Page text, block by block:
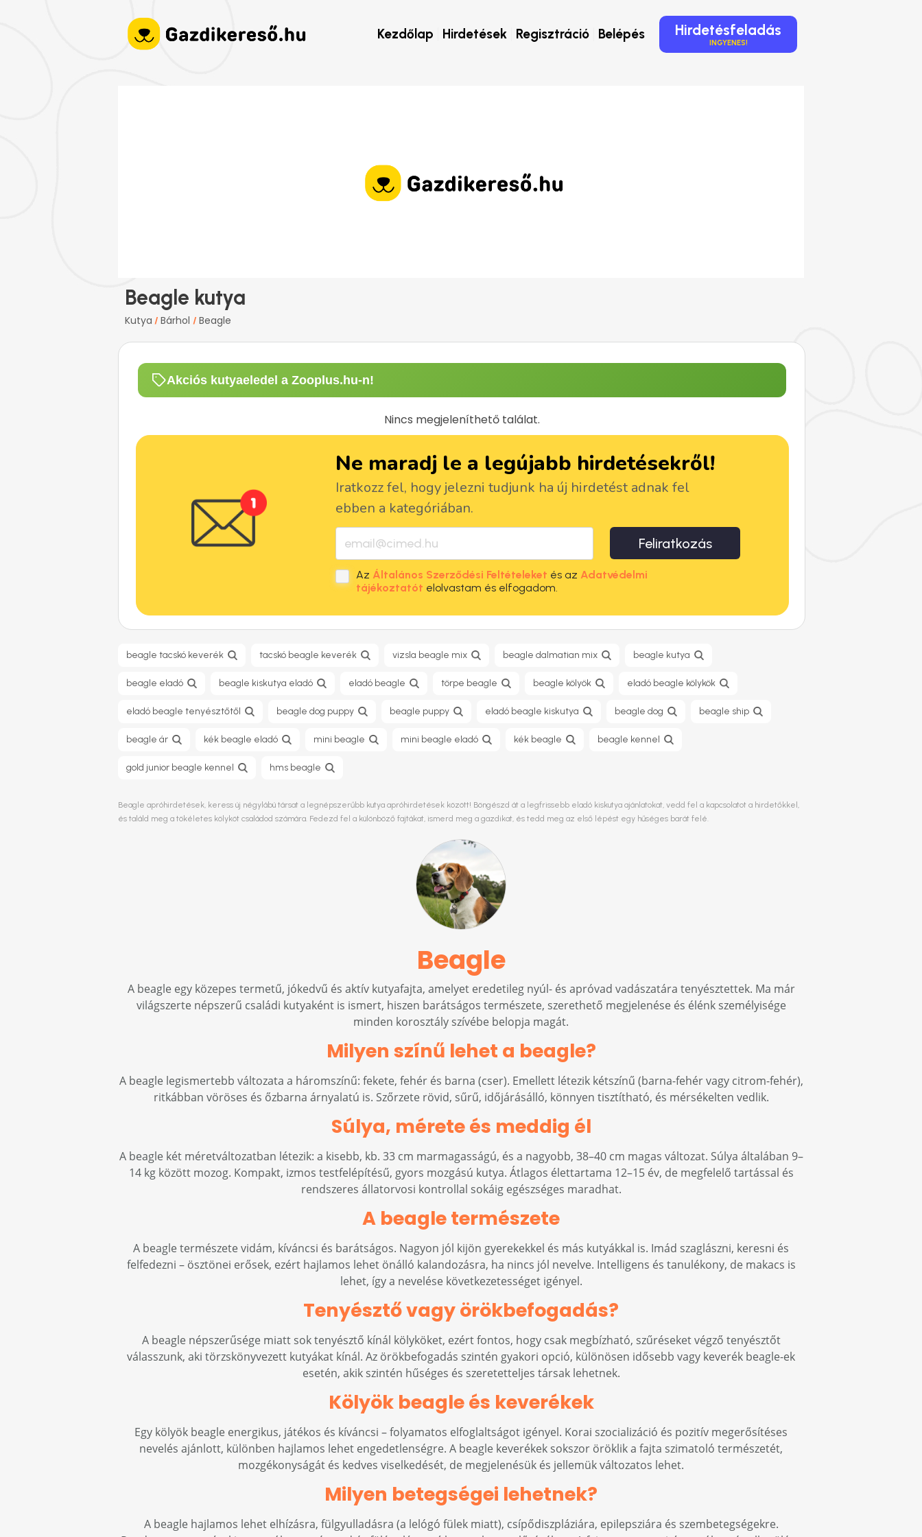
Hirdetésfeladás
INGYENES!
Belépés
Regisztráció
Hirdetések
Kezdőlap
Beagle kutya
Kutya / Bárhol / Beagle
Akciós kutyaeledel a Zooplus.hu-n!
Nincs megjeleníthető találat.
Ne maradj le a legújabb hirdetésekről!
Iratkozz fel, hogy jelezni tudjunk ha új hirdetést adnak fel
ebben a kategóriában.
Feliratkozás
Az Általános Szerződési Feltételeket és az Adatvédelmi
tájékoztatót elolvastam és elfogadom.
beagle tacskó keverék tacskó beagle keverék vizsla beagle mix beagle dalmatian mix beagle kutya
beagle eladó beagle kiskutya eladó eladó beagle törpe beagle beagle kölyök eladó beagle kölykök
eladó beagle tenyésztőtől beagle dog puppy beagle puppy eladó beagle kiskutya beagle dog beagle ship
beagle ár kék beagle eladó mini beagle mini beagle eladó kék beagle beagle kennel
gold junior beagle kennel hms beagle
Beagle apróhirdetések, keress új négylábú társat a legnépszerűbb kutya apróhirdetések között! Böngészd át a legfrissebb eladó kiskutya ajánlatokat, vedd fel a kapcsolatot a hirdetőkkel,
és találd meg a tökéletes kölyköt családod számára. Fedezd fel a különböző fajtákat, ismerd meg a gazdikat, és tedd meg az első lépést egy hűséges barát felé.
Beagle
A beagle egy közepes termetű, jókedvű és aktív kutyafajta, amelyet eredetileg nyúl- és apróvad vadászatára tenyésztettek. Ma már
világszerte népszerű családi kutyaként is ismert, hiszen barátságos természete, szerethető megjelenése és élénk személyisége
minden korosztály szívébe belopja magát.
Milyen színű lehet a beagle?
A beagle legismertebb változata a háromszínű: fekete, fehér és barna (cser). Emellett létezik kétszínű (barna-fehér vagy citrom-fehér),
ritkábban vöröses és őzbarna árnyalatú is. Szőrzete rövid, sűrű, időjárásálló, könnyen tisztítható, és mérsékelten vedlik.
Súlya, mérete és meddig él
A beagle két méretváltozatban létezik: a kisebb, kb. 33 cm marmagasságú, és a nagyobb, 38–40 cm magas változat. Súlya általában 9–
14 kg között mozog. Kompakt, izmos testfelépítésű, gyors mozgású kutya. Átlagos élettartama 12–15 év, de megfelelő tartással és
rendszeres állatorvosi kontrollal sokáig egészséges maradhat.
A beagle természete
A beagle természete vidám, kíváncsi és barátságos. Nagyon jól kijön gyerekekkel és más kutyákkal is. Imád szaglászni, keresni és
felfedezni – ösztönei erősek, ezért hajlamos lehet önálló kalandozásra, ha nincs jól nevelve. Intelligens és tanulékony, de makacs is
lehet, így a nevelése következetességet igényel.
Tenyésztő vagy örökbefogadás?
A beagle népszerűsége miatt sok tenyésztő kínál kölyköket, ezért fontos, hogy csak megbízható, szűréseket végző tenyésztőt
válasszunk, aki törzskönyvezett kutyákat kínál. Az örökbefogadás szintén gyakori opció, különösen idősebb vagy keverék beagle-ek
esetén, akik szintén hűséges és szeretetteljes társak lehetnek.
Kölyök beagle és keverékek
Egy kölyök beagle energikus, játékos és kíváncsi – folyamatos elfoglaltságot igényel. Korai szocializáció és pozitív megerősítéses
nevelés ajánlott, különben hajlamos lehet engedetlenségre. A beagle keverékek sokszor öröklik a fajta szimatoló természetét,
mozgékonyságát és kedves viselkedését, de megjelenésük és jellemük változatos lehet.
Milyen betegségei lehetnek?
A beagle hajlamos lehet elhízásra, fülgyulladásra (a lelógó fülek miatt), csípődiszpláziára, epilepsziára és szembetegségekre.